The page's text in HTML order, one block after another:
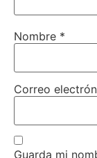
Nombre *
Correo
Guarda mi